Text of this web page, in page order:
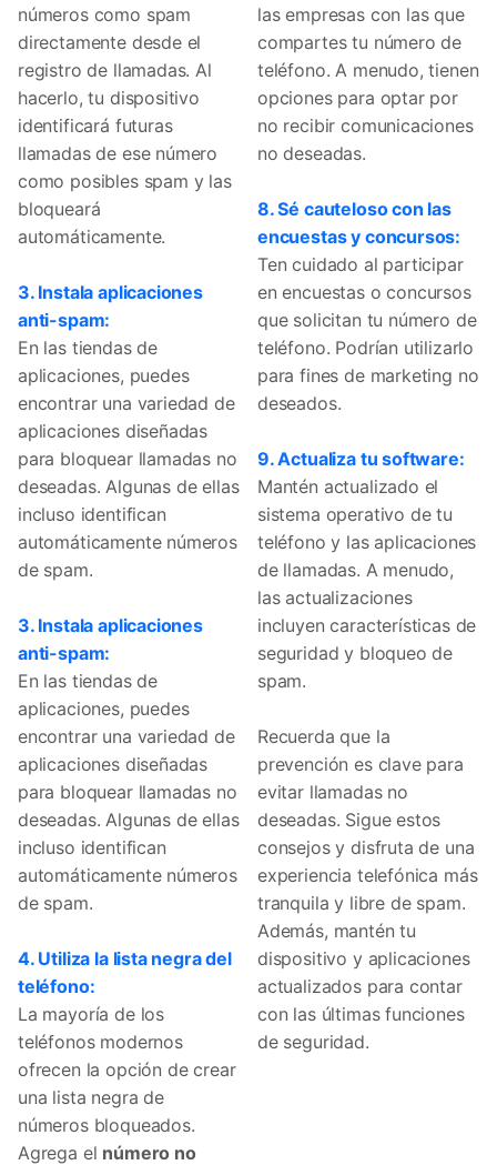
números como spam
directamente desde el
registro de llamadas. Al
hacerlo, tu dispositivo
identificará futuras
llamadas de ese número
como posibles spam y las
bloqueará
automáticamente.
3. Instala aplicaciones
anti-spam:
En las tiendas de
aplicaciones, puedes
encontrar una variedad de
aplicaciones diseñadas
para bloquear llamadas no
deseadas. Algunas de ellas
incluso identifican
automáticamente números
de spam.
3. Instala aplicaciones
anti-spam:
En las tiendas de
aplicaciones, puedes
encontrar una variedad de
aplicaciones diseñadas
para bloquear llamadas no
deseadas. Algunas de ellas
incluso identifican
automáticamente números
de spam.
4. Utiliza la lista negra del
teléfono:
La mayoría de los
teléfonos modernos
ofrecen la opción de crear
una lista negra de
números bloqueados.
Agrega el número no
las empresas con las que
compartes tu número de
teléfono. A menudo, tienen
opciones para optar por
no recibir comunicaciones
no deseadas.
8. Sé cauteloso con las
encuestas y concursos:
Ten cuidado al participar
en encuestas o concursos
que solicitan tu número de
teléfono. Podrían utilizarlo
para fines de marketing no
deseados.
9. Actualiza tu software:
Mantén actualizado el
sistema operativo de tu
teléfono y las aplicaciones
de llamadas. A menudo,
las actualizaciones
incluyen características de
seguridad y bloqueo de
spam.
Recuerda que la
prevención es clave para
evitar llamadas no
deseadas. Sigue estos
consejos y disfruta de una
experiencia telefónica más
tranquila y libre de spam.
Además, mantén tu
dispositivo y aplicaciones
actualizados para contar
con las últimas funciones
de seguridad.